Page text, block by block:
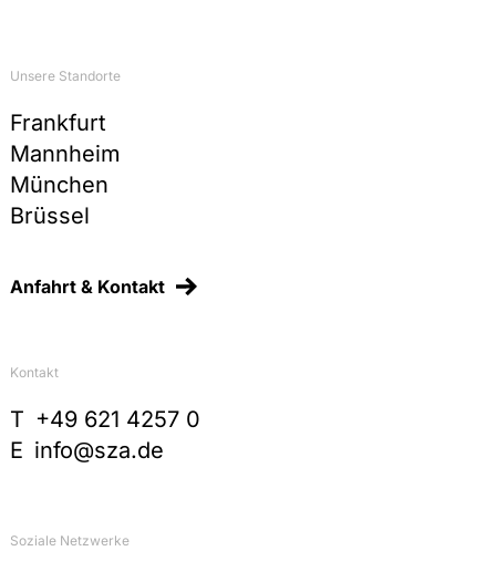
Unsere Standorte
Frankfurt
Mannheim
München
Brüssel
Anfahrt & Kontakt
Kontakt
T +49 621 4257 0
E info@sza.de
Soziale Netzwerke